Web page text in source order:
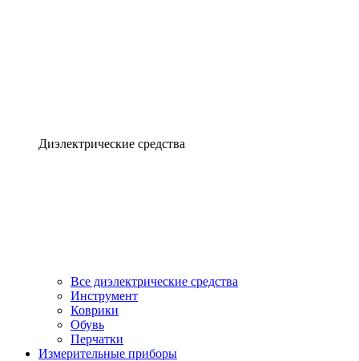
Диэлектрические средства
Все диэлектрические средства
Инструмент
Коврики
Обувь
Перчатки
Измерительные приборы